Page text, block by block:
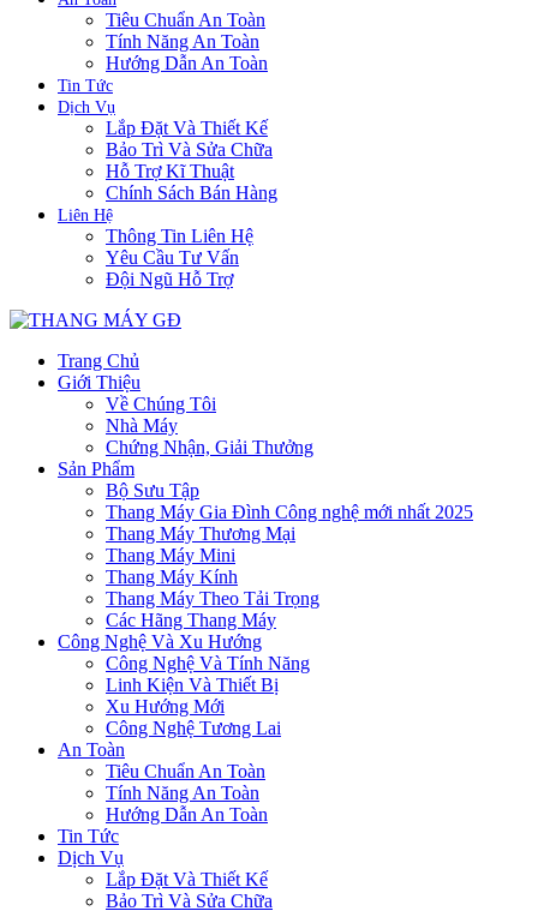
Tiêu Chuẩn An Toàn
Tính Năng An Toàn
Hướng Dẫn An Toàn
Tin Tức
Dịch Vụ
Lắp Đặt Và Thiết Kế
Bảo Trì Và Sửa Chữa
Hỗ Trợ Kĩ Thuật
Chính Sách Bán Hàng
Liên Hệ
Thông Tin Liên Hệ
Yêu Cầu Tư Vấn
Đội Ngũ Hỗ Trợ
Trang Chủ
Giới Thiệu
Về Chúng Tôi
Nhà Máy
Chứng Nhận, Giải Thưởng
Sản Phẩm
Bộ Sưu Tập
Thang Máy Gia Đình Công nghệ mới nhất 2025
Thang Máy Thương Mại
Thang Máy Mini
Thang Máy Kính
Thang Máy Theo Tải Trọng
Các Hãng Thang Máy
Công Nghệ Và Xu Hướng
Công Nghệ Và Tính Năng
Linh Kiện Và Thiết Bị
Xu Hướng Mới
Công Nghệ Tương Lai
An Toàn
Tiêu Chuẩn An Toàn
Tính Năng An Toàn
Hướng Dẫn An Toàn
Tin Tức
Dịch Vụ
Lắp Đặt Và Thiết Kế
Bảo Trì Và Sửa Chữa